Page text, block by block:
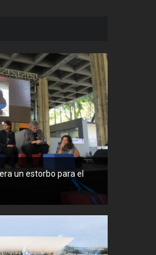
un estorbo para el